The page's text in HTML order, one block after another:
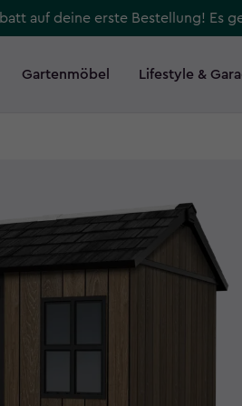
auf deine erste Bestellung! Es
Gartenmöbel Lifestyle &